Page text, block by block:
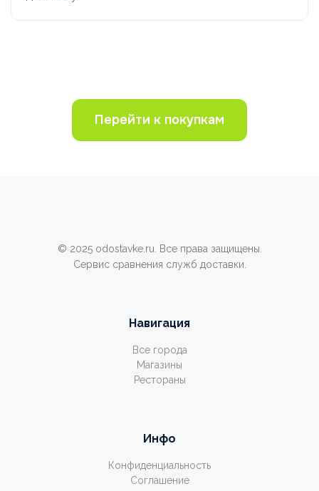
Перейти к покупкам
© 2025 odostavke.ru. Все права защищены.
Сервис сравнения служб доставки.
Навигация
Все города
Магазины
Рестораны
Инфо
Конфиденциальность
Соглашение